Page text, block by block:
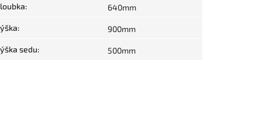
: 640mm
: 900mm
sedu: 500mm